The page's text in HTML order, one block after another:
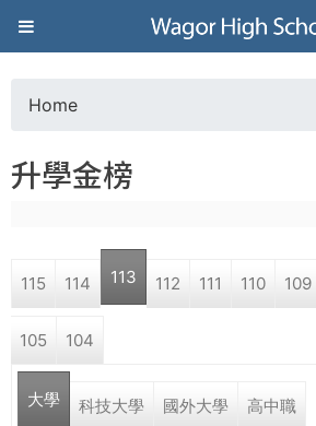
Jump to navigation
葳
格
高
學
o
a
r
e
Home
升學金榜
115 114 113 112 111 110 109
105 104
大學 科技大學 國外大學 高中職